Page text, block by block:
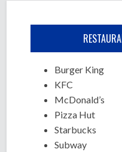
Burger King
KFC
McDonald’s
Pizza Hut
Starbucks
Subway